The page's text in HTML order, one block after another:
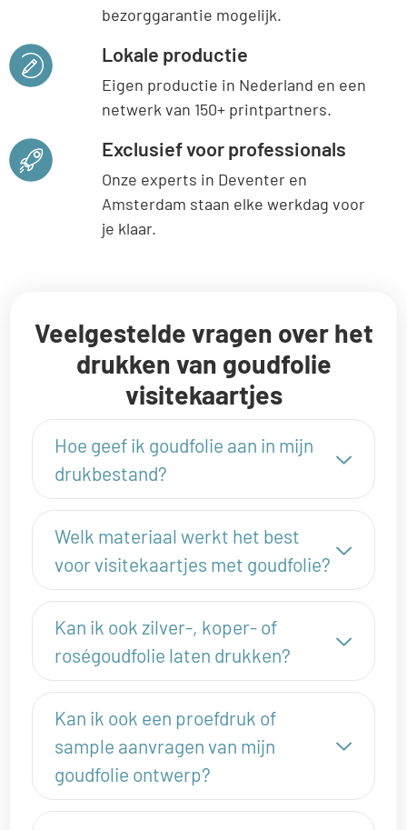
bezorggarantie mogelijk.
Lokale productie
Eigen productie in Nederland en een
netwerk van 150+ printpartners.
Exclusief voor professionals
Onze experts in Deventer en
Amsterdam staan elke werkdag voor
je klaar.
Veelgestelde vragen over het
drukken van goudfolie
visitekaartjes
Hoe geef ik goudfolie aan in mijn
drukbestand?
Welk materiaal werkt het best
voor visitekaartjes met goudfolie?
Kan ik ook zilver-, koper- of
roségoudfolie laten drukken?
Kan ik ook een proefdruk of
sample aanvragen van mijn
goudfolie ontwerp?